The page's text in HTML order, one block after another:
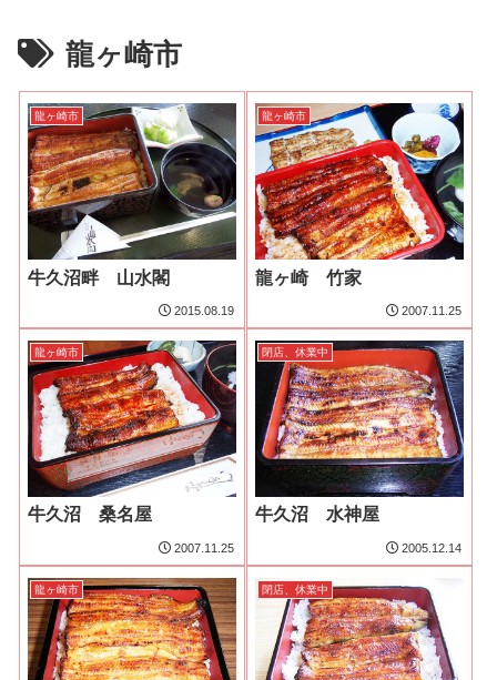
龍ヶ崎市
龍ヶ崎市
牛久沼畔 山水閣
2015.08.19
龍ヶ崎市
龍ヶ崎 竹家
2007.11.25
龍ヶ崎市
牛久沼 桑名屋
2007.11.25
閉店、休業中
牛久沼 水神屋
2005.12.14
龍ヶ崎市 閉店、休業中